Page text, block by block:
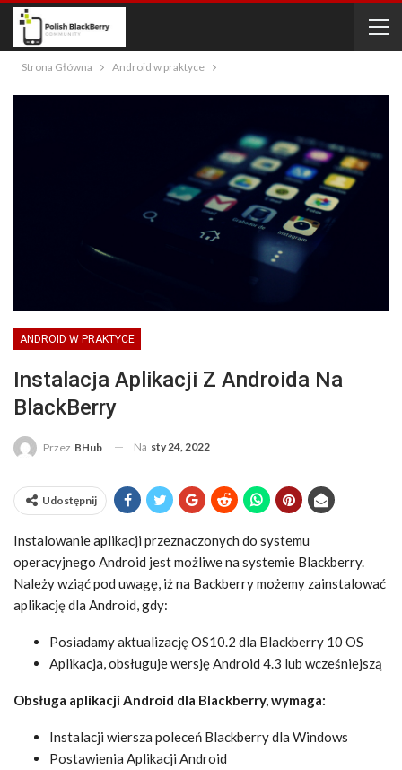
Strona Główna Android w praktyce
ANDROID W PRAKTYCE
Instalacja Aplikacji Z Androida Na
BlackBerry
Przez BHub Na sty 24, 2022
Udostępnij
Instalowanie aplikacji przeznaczonych do systemu
operacyjnego Android jest możliwe na systemie Blackberry.
Należy wziąć pod uwagę, iż na Backberry możemy zainstalować
aplikację dla Android, gdy:
Posiadamy aktualizację OS10.2 dla Blackberry 10 OS
Aplikacja, obsługuje wersję Android 4.3 lub wcześniejszą
Obsługa aplikacji Android dla Blackberry, wymaga:
Instalacji wiersza poleceń Blackberry dla Windows
Postawienia Aplikacji Android